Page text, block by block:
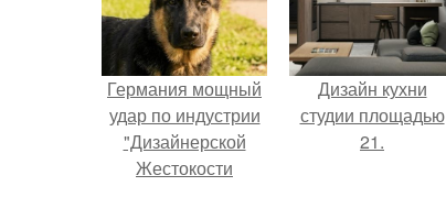
Германия мощный
удар по индустрии
"Дизайнерской
Жестокости
Дизайн кухни
студии площадью
21.